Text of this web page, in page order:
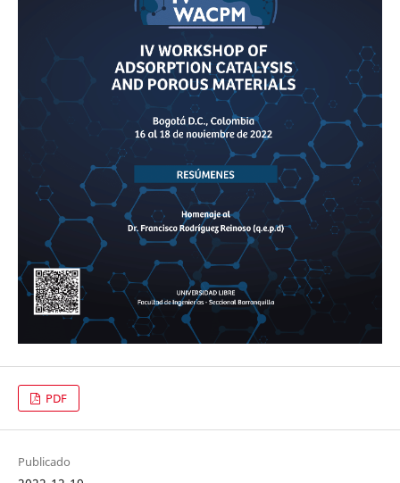
PDF
Publicado